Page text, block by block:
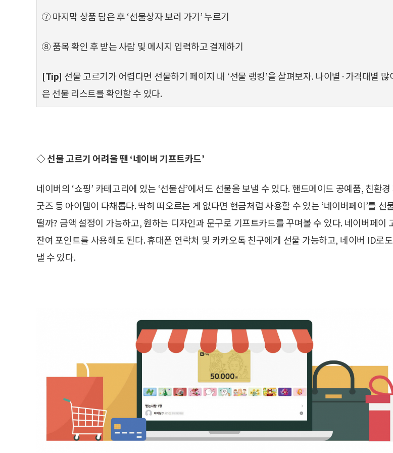
⑦ 마지막 상품 담은 후 ‘선물상자 보러 가기’ 누르기
⑧ 품목 확인 후 받는 사람 및 메시지 입력하고 결제하기
[Tip] 선물 고르기가 어렵다면 선물하기 페이지 내 ‘선물 랭킹’을 살펴보자. 나이별·가격대별 많
은 선물 리스트를 확인할 수 있다.
◇ 선물 고르기 어려울 땐 ‘네이버 기프트카드’
네이버의 ‘쇼핑’ 카테고리에 있는 ‘선물샵’에서도 선물을 보낼 수 있다. 핸드메이드 공예품, 친환
굿즈 등 아이템이 다채롭다. 딱히 떠오르는 게 없다면 현금처럼 사용할 수 있는 ‘네이버페이’를 선
떨까? 금액 설정이 가능하고, 원하는 디자인과 문구로 기프트카드를 꾸며볼 수 있다. 네이버페이
잔여 포인트를 사용해도 된다. 휴대폰 연락처 및 카카오톡 친구에게 선물 가능하고, 네이버 ID로
낼 수 있다.